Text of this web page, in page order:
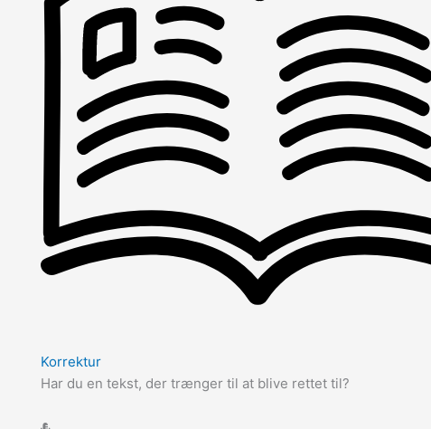
Korrektur
Har du en tekst, der trænger til at blive rettet til?